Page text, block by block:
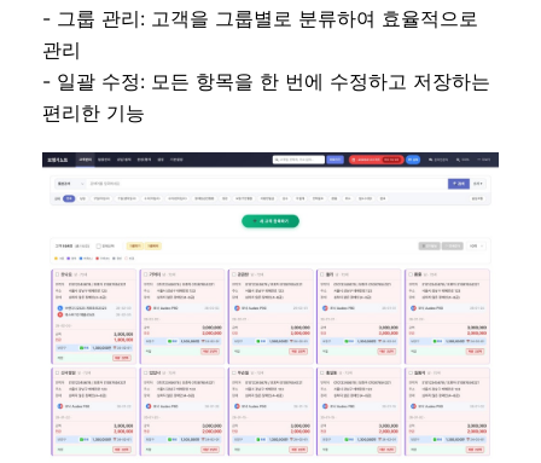
- 그룹 관리: 고객을 그룹별로 분류하여 효율적으로
관리
- 일괄 수정: 모든 항목을 한 번에 수정하고 저장하는
편리한 기능